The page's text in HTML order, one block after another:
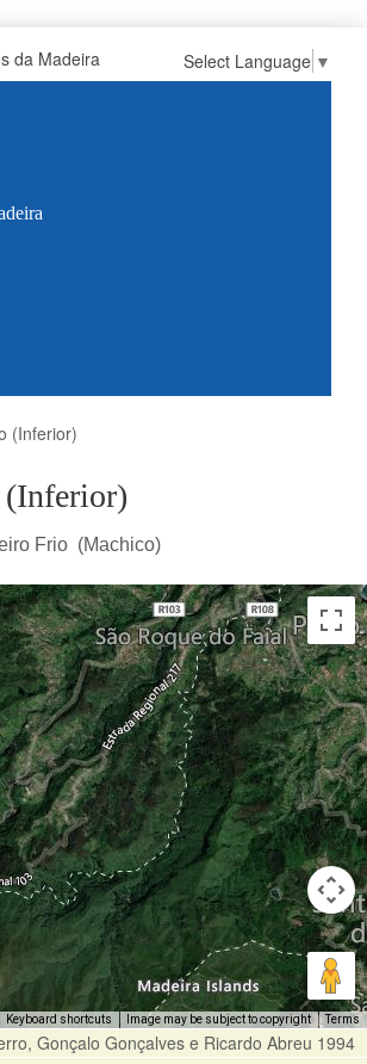
Select Language ▼
(Inferior)
Frio (Machico)
Keyboard shortcuts Image may be subject to copyright Terms
Gonçalo Gonçalves e Ricardo Abreu 1994